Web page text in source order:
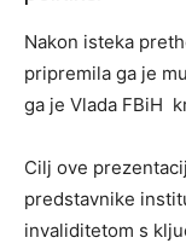
Nakon isteka
pripremila ga je
ga je Vlada FBiH
Cilj ove
predstavnike
invaliditetom s